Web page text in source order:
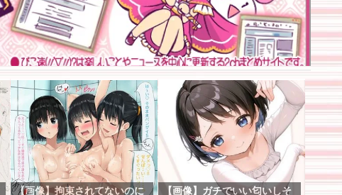
【画像】拘束されてないのに
【画像】ガチでいい匂いしそ